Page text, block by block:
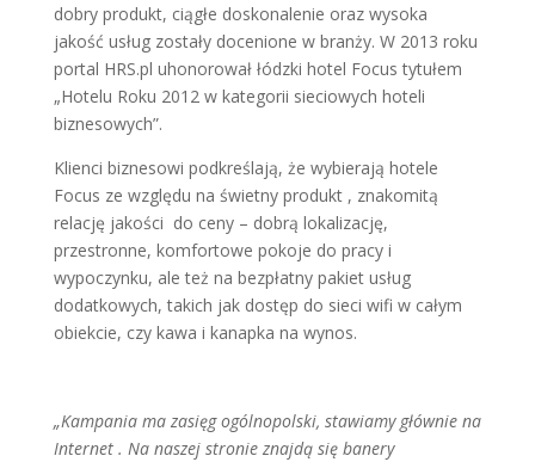
dobry produkt, ciągłe doskonalenie oraz wysoka
jakość usług zostały docenione w branży. W 2013 roku
portal HRS.pl uhonorował łódzki hotel Focus tytułem
„Hotelu Roku 2012 w kategorii sieciowych hoteli
biznesowych”.
Klienci biznesowi podkreślają, że wybierają hotele
Focus ze względu na świetny produkt , znakomitą
relację jakości do ceny – dobrą lokalizację,
przestronne, komfortowe pokoje do pracy i
wypoczynku, ale też na bezpłatny pakiet usług
dodatkowych, takich jak dostęp do sieci wifi w całym
obiekcie, czy kawa i kanapka na wynos.
„Kampania ma zasięg ogólnopolski, stawiamy głównie na
Internet . Na naszej stronie znajdą się banery